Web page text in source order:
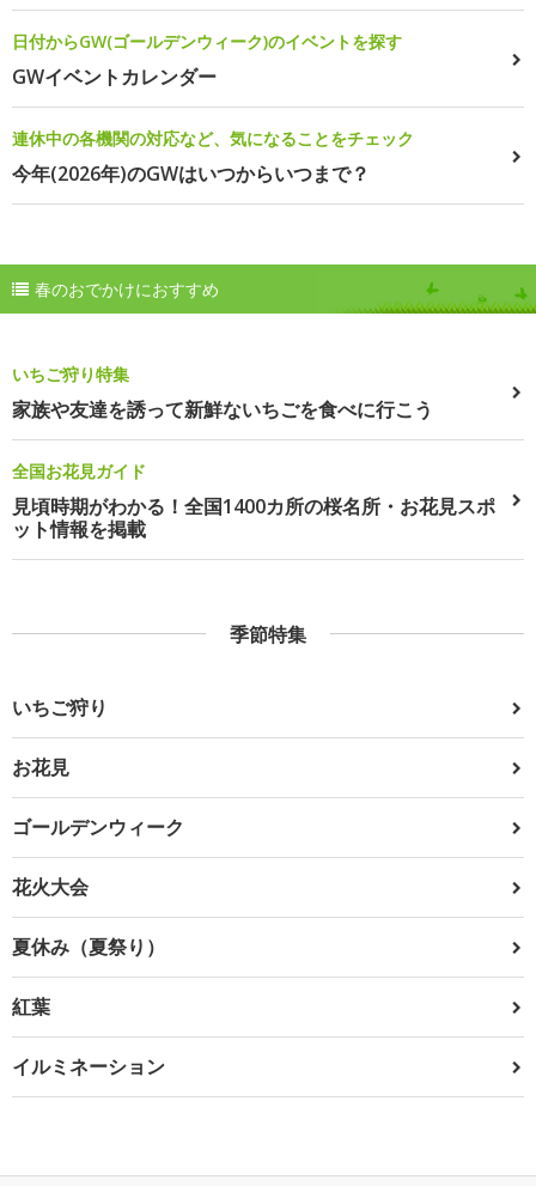
日付からGW(ゴールデンウィーク)のイベントを探す
GWイベントカレンダー
連休中の各機関の対応など、気になることをチェック
今年(2026年)のGWはいつからいつまで？
春のおでかけにおすすめ
いちご狩り特集
家族や友達を誘って新鮮ないちごを食べに行こう
全国お花見ガイド
見頃時期がわかる！全国1400カ所の桜名所・お花見スポ
ット情報を掲載
季節特集
いちご狩り
お花見
ゴールデンウィーク
花火大会
夏休み（夏祭り）
紅葉
イルミネーション